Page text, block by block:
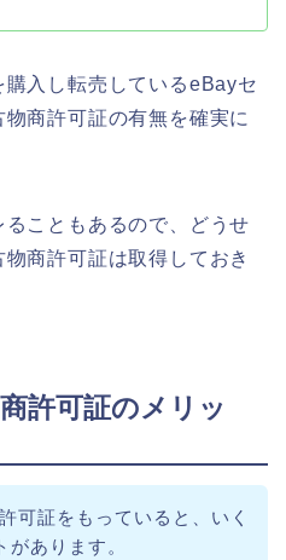
入し転売しているeBayセ
商許可証の有無を確実に
こともあるので、どうせ
商許可証は取得しておき
許可証のメリッ
可証をもっていると、いく
あります。